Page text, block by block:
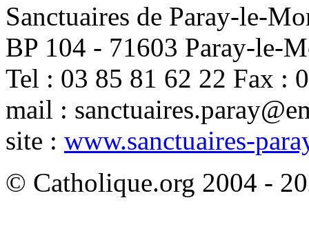
Sanctuaires de Paray-le-
BP 104 - 71603 Paray-le-
Tel : 03 85 81 62 22 Fax :
mail :
site : www.sanctuaires-
© Catholique.org 2004 -